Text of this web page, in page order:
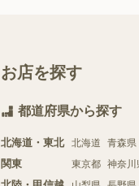
お店を探す
都道府県から探す
北海道・東北 北海道 青森県
関東 東京都 神奈川